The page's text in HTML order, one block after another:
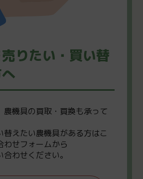
りたい・買い替
農機具の買取・買換も承って
替えたい農機具がある方はこ
わせフォームから
わせください。